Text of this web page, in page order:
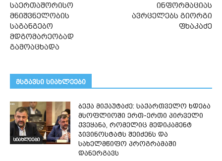
საერთაშორისო
მნიშვნელობის
საგანგებო
მდგომარეობად
გამოაცხადა
ინფორმაციას
ავრცელებს გიორგი
ფხაკაძე
მსგავსი სიახლეები
სიახლეები
ბექა მიქაუტაძე: საქართველო ხდება
მსოფლიოში ერთ-ერთი პირველი
ქვეყანა, რომელიც მედიკამენტ
ჯივინოსტატს შეიძენს და
სახელმწიფო პროგრამაში
დანერგავს